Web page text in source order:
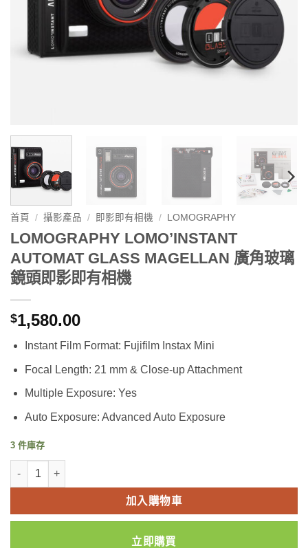
首頁 / 攝影產品 / 即影即有相機 / LOMOGRAPHY
LOMOGRAPHY LOMO’INSTANT
AUTOMAT GLASS MAGELLAN 廣角玻璃
鏡頭即影即有相機
$1,580.00
Instant Film Format: Fujifilm Instax Mini
Focal Length: 21 mm & Close-up Attachment
Multiple Exposure: Yes
Auto Exposure: Advanced Auto Exposure
3 件庫存
LOMOGRAPHY LOMO'INSTANT AUTOMAT GLASS MAGELLAN
加入購物車
立即購買